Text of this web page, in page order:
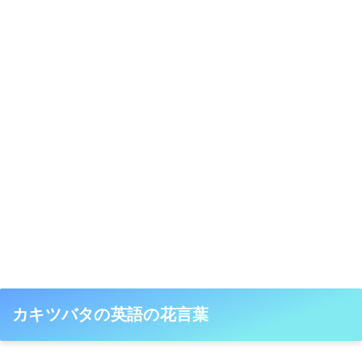
カキツバタの英語の花言葉